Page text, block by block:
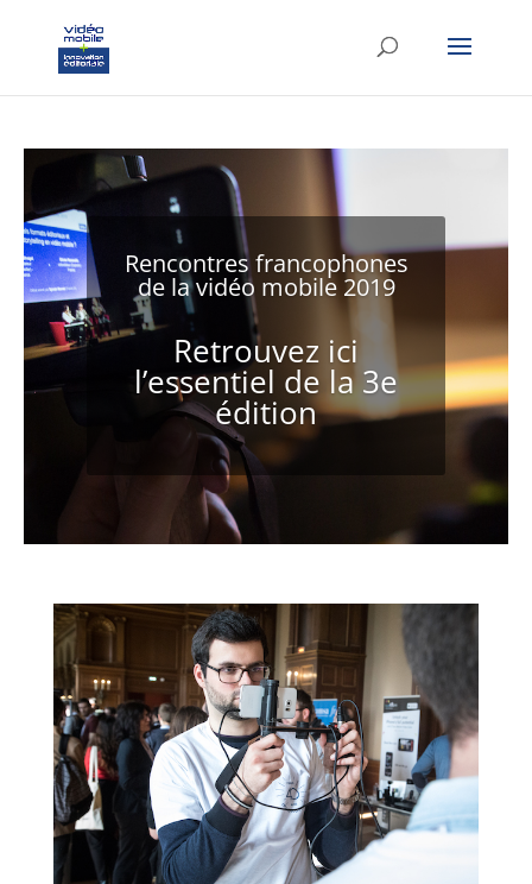
Rencontres francophones
de la vidéo mobile 2019
Retrouvez ici
l’essentiel de la 3e
édition
Retrouvez ici
l’essentiel de la 3e
édition